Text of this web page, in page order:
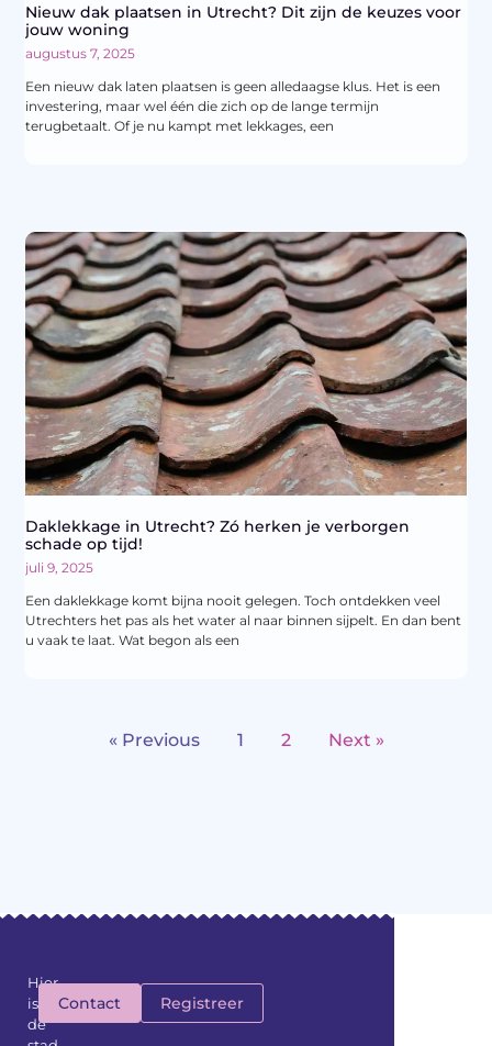
Nieuw dak plaatsen in Utrecht? Dit zijn de keuzes voor
jouw woning
augustus 7, 2025
Een nieuw dak laten plaatsen is geen alledaagse klus. Het is een
investering, maar wel één die zich op de lange termijn
terugbetaalt. Of je nu kampt met lekkages, een
Daklekkage in Utrecht? Zó herken je verborgen
schade op tijd!
juli 9, 2025
Een daklekkage komt bijna nooit gelegen. Toch ontdekken veel
Utrechters het pas als het water al naar binnen sijpelt. En dan bent
u vaak te laat. Wat begon als een
« Previous 1 2 Next »
Hier
is
de
Contact Registreer